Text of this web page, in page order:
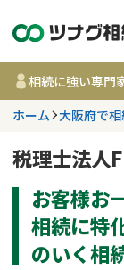
相続に強い専門
ホーム 大阪府で
税理士法人
お客様お
相続に特
のいく相